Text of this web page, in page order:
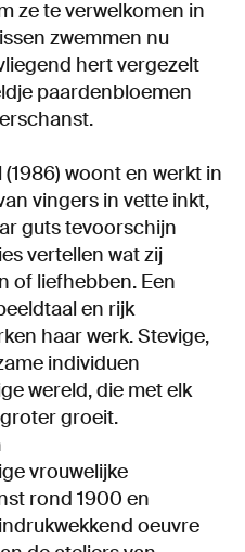
ze te verwelkomen in
zwemmen nu
hert vergezelt
paardenbloemen
woont en werkt in
vingers in vette inkt,
guts tevoorschijn
vertellen wat zij
of liefhebben. Een
en rijk
haar werk. Stevige,
individuen
wereld, die met elk
groeit.
vrouwelijke
rond 1900 en
oeuvre